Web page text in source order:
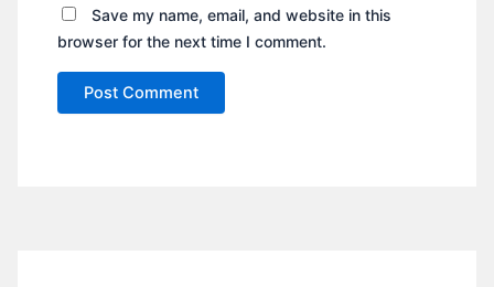
Save my name, email, and website in this
browser for the next time I comment.